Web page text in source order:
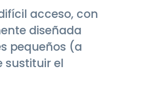
acceso, con
diseñada
pequeños (a
sustituir el